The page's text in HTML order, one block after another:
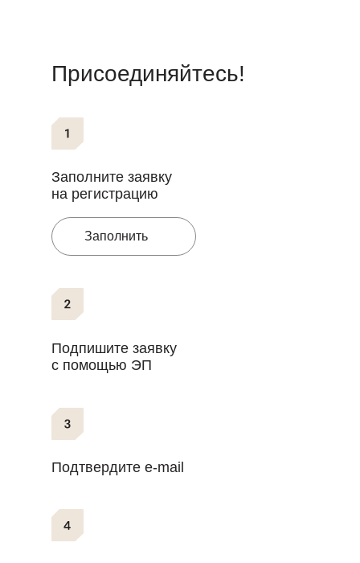
Присоединяйтесь!
Заполните заявку
на регистрацию
Подпишите заявку
с помощью ЭП
Подтвердите e-mail
Заполнить